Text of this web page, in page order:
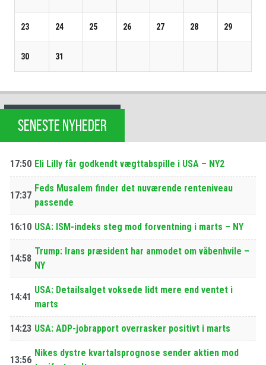
23 24 25 26 27 28 29
30 31
SENESTE NYHEDER
17:50 Eli Lilly får godkendt vægttabspille i USA – NY2
17:37
Feds Musalem finder det nuværende renteniveau
passende
16:10 USA: ISM-indeks steg mod forventning i marts – NY
14:58
Trump: Irans præsident har anmodet om våbenhvile –
NY
14:41
USA: Detailsalget voksede lidt mere end ventet i
marts
14:23 USA: ADP-jobrapport overrasker positivt i marts
13:56
Nikes dystre kvartalsprognose sender aktien mod